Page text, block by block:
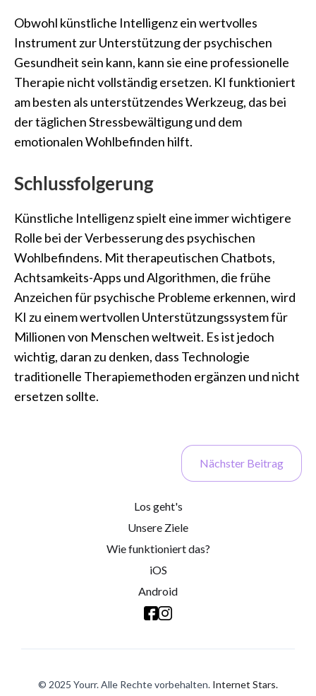
Obwohl künstliche Intelligenz ein wertvolles
Instrument zur Unterstützung der psychischen
Gesundheit sein kann, kann sie eine professionelle
Therapie nicht vollständig ersetzen. KI funktioniert
am besten als unterstützendes Werkzeug, das bei
der täglichen Stressbewältigung und dem
emotionalen Wohlbefinden hilft.
Schlussfolgerung
Künstliche Intelligenz spielt eine immer wichtigere
Rolle bei der Verbesserung des psychischen
Wohlbefindens. Mit therapeutischen Chatbots,
Achtsamkeits-Apps und Algorithmen, die frühe
Anzeichen für psychische Probleme erkennen, wird
KI zu einem wertvollen Unterstützungssystem für
Millionen von Menschen weltweit. Es ist jedoch
wichtig, daran zu denken, dass Technologie
traditionelle Therapiemethoden ergänzen und nicht
ersetzen sollte.
Nächster Beitrag
Los geht's
Unsere Ziele
Wie funktioniert das?
iOS
Android
© 2025 Yourr. Alle Rechte vorbehalten. Internet Stars.